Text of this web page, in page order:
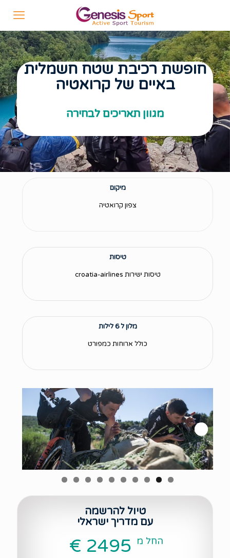
חופשת רכיבת שטח חשמלית
באיים של קרואטיה
מגוון תאריכים לבחירה
מיקום
צפון קרואטיה
טיסות
טיסות ישירות croatia-airlines
מלון ל 6 לילות
כולל ארוחות כמפורט
Next
טיול להרשמה
עם מדריך ישראלי
החל מ 2495 €